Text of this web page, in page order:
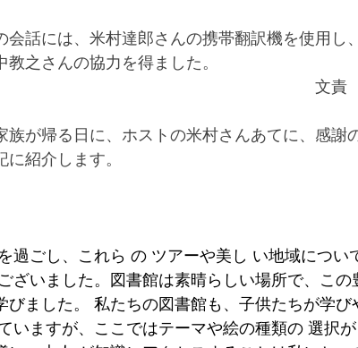
会話には、米村達郎さんの携帯翻訳機を使用し
之さんの協力を得ました。
　井藤和
族が帰る日に、ホストの米村さんあてに、感謝
紹介します。
過ごし、これら の ツアーや美し い地域につ
ざいました。図書館は素晴らしい場所で、この
びました。 私たちの図書館も、子供たちが学
いますが、ここではテーマや絵の種類の 選択